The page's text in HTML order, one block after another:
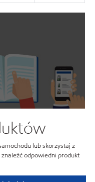
lub skorzystaj z
odpowiedni produkt